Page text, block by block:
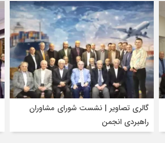
بخش
های
جاده
ای
و
فورواردری
انجمن
ایران
با
مشاور
ارشد
تیر
گالری تصاویر | نشست شورای مشاوران
راهبردی انجمن